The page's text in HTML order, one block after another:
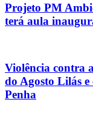
Projeto PM
terá aula
Violência contra
do Agosto Lilás
Penha